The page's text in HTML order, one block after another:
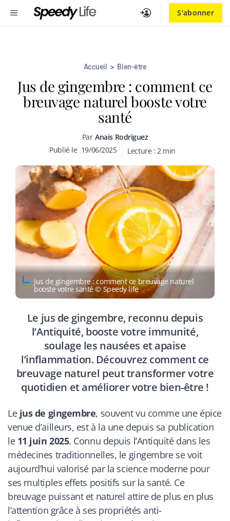
S'abonner
MENU
Accueil > Bien-être
Jus de gingembre : comment ce
breuvage naturel booste votre
santé
Par Anais Rodriguez
Publié le 19/06/2025 Lecture : 2 min
Jus de gingembre : comment ce breuvage naturel
booste votre santé © Speedy life
Le jus de gingembre, reconnu depuis
l’Antiquité, booste votre immunité,
soulage les nausées et apaise
l’inflammation. Découvrez comment ce
breuvage naturel peut transformer votre
quotidien et améliorer votre bien-être !
Le jus de gingembre, souvent vu comme une épice
venue d’ailleurs, est à la une depuis sa publication
le 11 juin 2025. Connu depuis l’Antiquité dans les
médecines traditionnelles, le gingembre se voit
aujourd’hui valorisé par la science moderne pour
ses multiples effets positifs sur la santé. Ce
breuvage puissant et naturel attire de plus en plus
l’attention grâce à ses propriétés anti-